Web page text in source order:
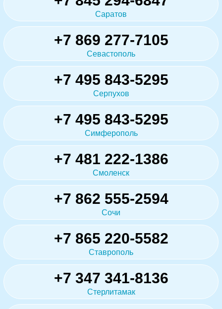
Саратов
+7 869 277-7105
Севастополь
+7 495 843-5295
Серпухов
+7 495 843-5295
Симферополь
+7 481 222-1386
Смоленск
+7 862 555-2594
Сочи
+7 865 220-5582
Ставрополь
+7 347 341-8136
Стерлитамак